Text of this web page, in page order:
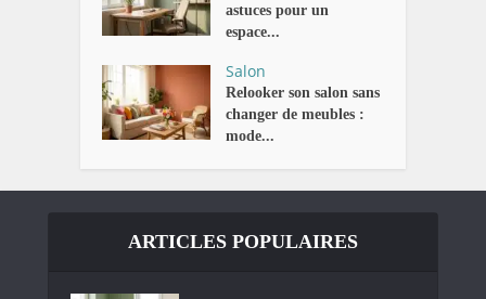
astuces pour un
espace...
Salon
Relooker son salon sans
changer de meubles :
mode...
ARTICLES POPULAIRES